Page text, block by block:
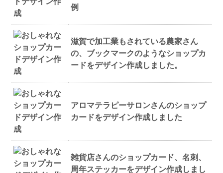
例
滋賀で加工業もされている農家さん
の、ブックマークのようなショップカ
ードをデザイン作成しました。
アロマテラピーサロンさんのショップ
カードをデザイン作成しました
雑貨店さんのショップカード、名刺、
周年ステッカーをデザイン作成しまし